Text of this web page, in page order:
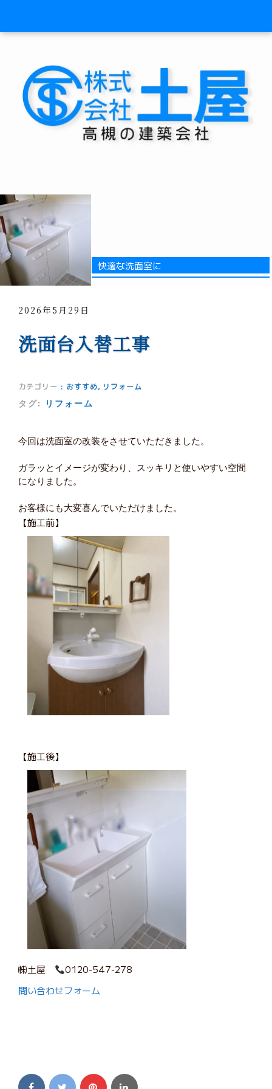
快適な洗面室に
2026年5月29日
洗面台入替工事
カテゴリー : おすすめ, リフォーム
タグ: リフォーム
今回は洗面室の改装をさせていただきました。
ガラッとイメージが変わり、スッキリと使いやすい空間
になりました。
お客様にも大変喜んでいただけました。
【施工前】
【施工後】
㈱土屋
0120-547-278
問い合わせフォーム